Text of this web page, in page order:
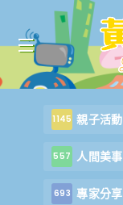
1145 親子活動
557 人間美事
693 專家分享